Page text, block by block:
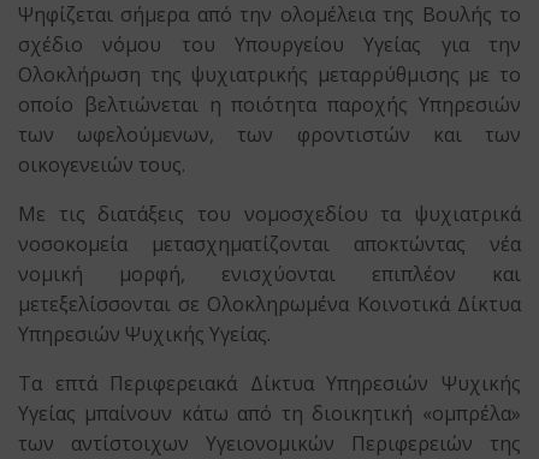
Ψηφίζεται σήμερα από την ολομέλεια της Βουλής το
σχέδιο νόμου του Υπουργείου Υγείας για την
Ολοκλήρωση της ψυχιατρικής μεταρρύθμισης με το
οποίο βελτιώνεται η ποιότητα παροχής Υπηρεσιών
των ωφελούμενων, των φροντιστών και των
οικογενειών τους.
Με τις διατάξεις του νομοσχεδίου τα ψυχιατρικά
νοσοκομεία μετασχηματίζονται αποκτώντας νέα
νομική μορφή, ενισχύονται επιπλέον και
μετεξελίσσονται σε Ολοκληρωμένα Κοινοτικά Δίκτυα
Υπηρεσιών Ψυχικής Υγείας.
Τα επτά Περιφερειακά Δίκτυα Υπηρεσιών Ψυχικής
Υγείας μπαίνουν κάτω από τη διοικητική «ομπρέλα»
των αντίστοιχων Υγειονομικών Περιφερειών της